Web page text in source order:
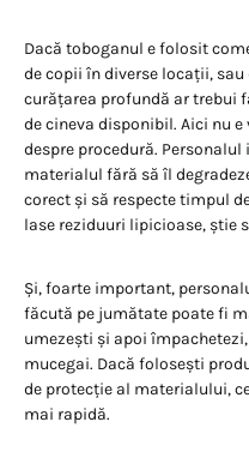
Dacă toboganul e folosit
de copii în diverse locații,
curățarea profundă ar trebui
de cineva disponibil. Aici nu
despre procedură.
materialul fără să îl
corect și să respecte timpul
lase reziduuri lipicioase, știe
Și, foarte important,
făcută pe jumătate poate fi
umezești și apoi
mucegai. Dacă folosești
de protecție al materialului,
mai rapidă.